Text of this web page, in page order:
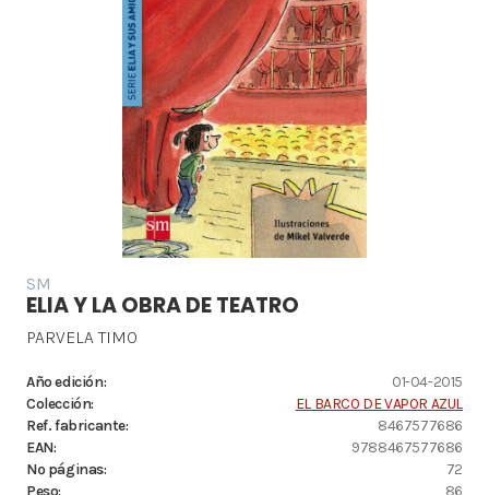
SM
ELIA Y LA OBRA DE TEATRO
PARVELA TIMO
Año edición:
01-04-2015
Colección:
EL BARCO DE VAPOR AZUL
Ref. fabricante:
8467577686
EAN:
9788467577686
Nº páginas:
72
Peso:
86